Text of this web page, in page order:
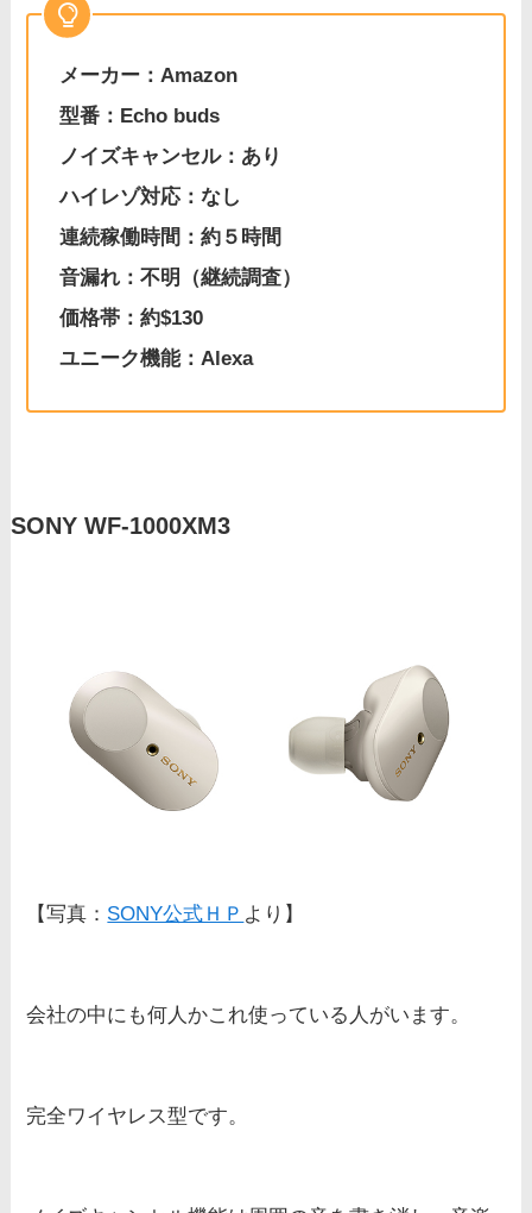
メーカー：Amazon
型番：Echo buds
ノイズキャンセル：あり
ハイレゾ対応：なし
連続稼働時間：約５時間
音漏れ：不明（継続調査）
価格帯：約$130
ユニーク機能：Alexa
SONY WF-1000XM3
【写真： SONY公式ＨＰ より】
会社の中にも何人かこれ使っている人がいます。
完全ワイヤレス型です。